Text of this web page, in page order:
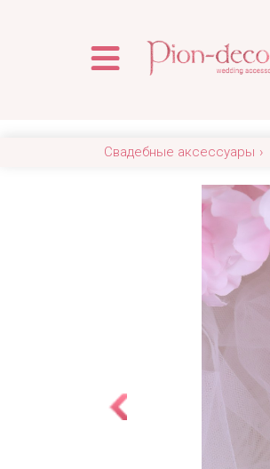
Свадебные аксессуары